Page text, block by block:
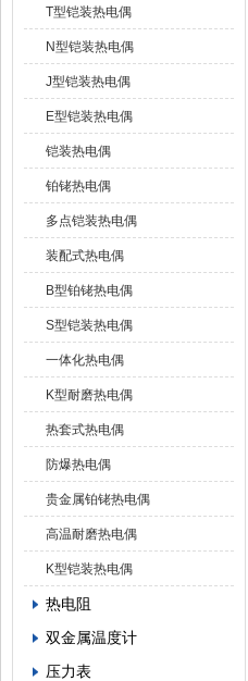
T型铠装热电偶
N型铠装热电偶
J型铠装热电偶
E型铠装热电偶
铠装热电偶
铂铑热电偶
多点铠装热电偶
装配式热电偶
B型铂铑热电偶
S型铠装热电偶
一体化热电偶
K型耐磨热电偶
热套式热电偶
防爆热电偶
贵金属铂铑热电偶
高温耐磨热电偶
K型铠装热电偶
热电阻
双金属温度计
压力表